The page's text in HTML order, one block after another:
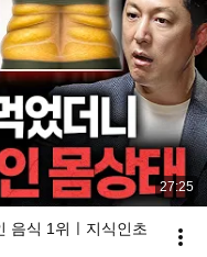
27:25
음식 1위ㅣ지식인초